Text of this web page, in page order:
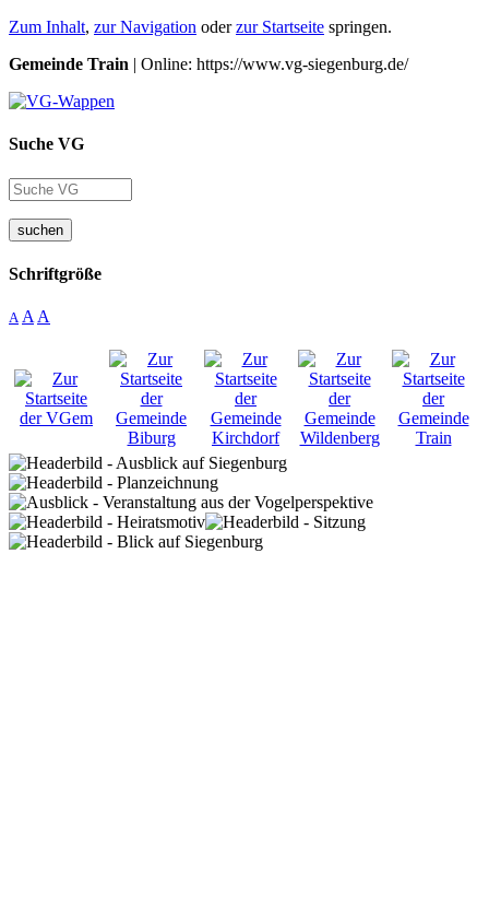
Zum Inhalt, zur Navigation oderzur Startseite springen.
Gemeinde Train | Online: https://www.vg-siegenburg.de/
Suche VG
suchen
Schriftgröße
A A A